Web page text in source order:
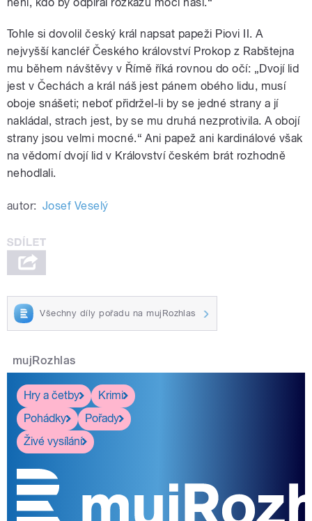
Tohle si dovolil český král napsat papeži Piovi II. A
nejvyšší kancléř Českého království Prokop z Rabštejna
mu během návštěvy v Římě říká rovnou do očí: „Dvojí lid
jest v Čechách a král náš jest pánem obého lidu, musí
oboje snášeti; neboť přidržel-li by se jedné strany a jí
nakládal, strach jest, by se mu druhá nezprotivila. A obojí
strany jsou velmi mocné.“ Ani papež ani kardinálové však
na vědomí dvojí lid v Království českém brát rozhodně
nehodlali.
autor: Josef Veselý
Všechny díly pořadu na mujRozhlas
mujRozhlas
Hry a četby
Krimi
Pohádky
Pořady
Živé vysílání